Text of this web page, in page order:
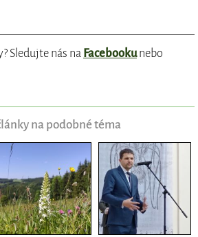
Sledujte nás na Facebookunebo
na podobné téma